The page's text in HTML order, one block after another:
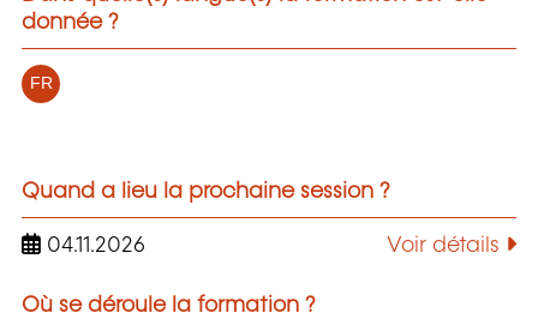
donnée ?
FR
Quand a lieu la prochaine session ?
04.11.2026 Voir détails
Où se déroule la formation ?